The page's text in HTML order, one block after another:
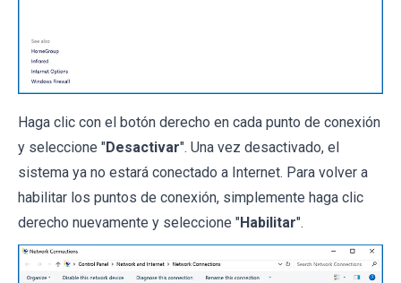
Haga clic con el botón derecho en cada punto de conexión
y seleccione "Desactivar". Una vez desactivado, el
sistema ya no estará conectado a Internet. Para volver a
habilitar los puntos de conexión, simplemente haga clic
derecho nuevamente y seleccione "Habilitar".